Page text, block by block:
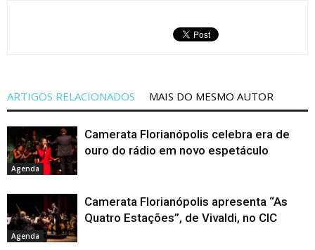
ARTIGOS RELACIONADOS MAIS DO MESMO AUTOR
Agenda
Camerata Florianópolis celebra era de
ouro do rádio em novo espetáculo
Agenda
Camerata Florianópolis apresenta “As
Quatro Estações”, de Vivaldi, no CIC